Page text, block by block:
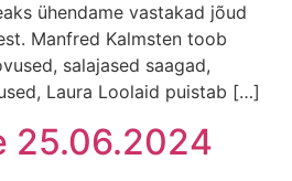
ühendame vastakad jõud
Manfred Kalmsten toob
salajased saagad,
Laura Loolaid puistab […]
25.06.2024